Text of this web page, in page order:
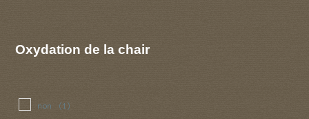
Oxydation de la chair
non (1)